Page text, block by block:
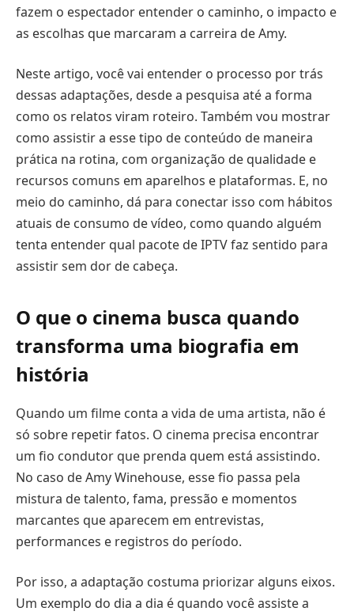
fazem o espectador entender o caminho, o impacto e
as escolhas que marcaram a carreira de Amy.
Neste artigo, você vai entender o processo por trás
dessas adaptações, desde a pesquisa até a forma
como os relatos viram roteiro. Também vou mostrar
como assistir a esse tipo de conteúdo de maneira
prática na rotina, com organização de qualidade e
recursos comuns em aparelhos e plataformas. E, no
meio do caminho, dá para conectar isso com hábitos
atuais de consumo de vídeo, como quando alguém
tenta entender qual pacote de IPTV faz sentido para
assistir sem dor de cabeça.
O que o cinema busca quando
transforma uma biografia em
história
Quando um filme conta a vida de uma artista, não é
só sobre repetir fatos. O cinema precisa encontrar
um fio condutor que prenda quem está assistindo.
No caso de Amy Winehouse, esse fio passa pela
mistura de talento, fama, pressão e momentos
marcantes que aparecem em entrevistas,
performances e registros do período.
Por isso, a adaptação costuma priorizar alguns eixos.
Um exemplo do dia a dia é quando você assiste a